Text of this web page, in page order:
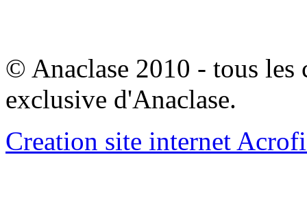
© Anaclase 2010 - tous les
exclusive d'Anaclase.
Creation site internet